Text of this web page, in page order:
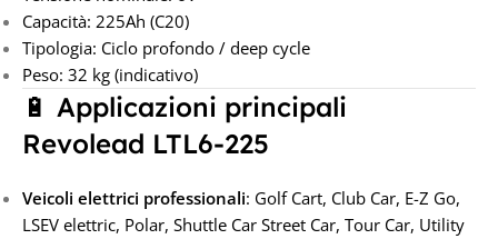
Capacità: 225Ah (C20)
Tipologia: Ciclo profondo / deep cycle
Peso: 32 kg (indicativo)
🔋 Applicazioni principali
Revolead LTL6-225
Veicoli elettrici professionali: Golf Cart, Club Car, E-Z Go,
LSEV elettric, Polar, Shuttle Car Street Car, Tour Car, Utility